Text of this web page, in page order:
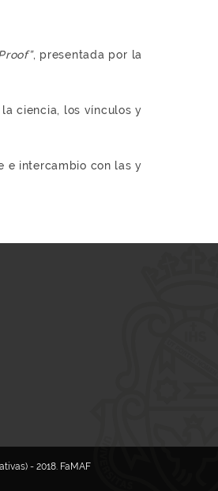
, presentada por la
ciencia, los vínculos y
e intercambio con las y
- 2018. FaMAF